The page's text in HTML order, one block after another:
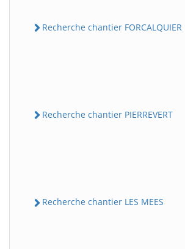
Recherche chantier FORCALQUIER
Recherche chantier PIERREVERT
Recherche chantier LES MEES